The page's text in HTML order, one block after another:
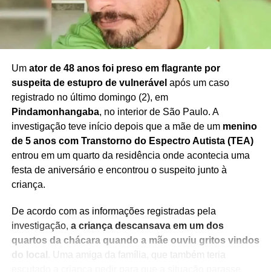
NÃO PERCA
PRF apreende mais de 1,6 tonelada de drogas na
BR-116, na Bahia
Um ator de 48 anos foi preso em flagrante por
suspeita de estupro de vulnerável após um caso
registrado no último domingo (2), em
Pindamonhangaba, no interior de São Paulo. A
investigação teve início depois que a mãe de um menino
de 5 anos com Transtorno do Espectro Autista (TEA)
entrou em um quarto da residência onde acontecia uma
festa de aniversário e encontrou o suspeito junto à
criança.
De acordo com as informações registradas pela
investigação, a criança descansava em um dos
quartos da chácara quando a mãe ouviu gritos vindos
. Uma amiga da família, que também teria